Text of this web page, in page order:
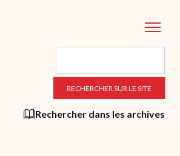
Rechercher dans les archives